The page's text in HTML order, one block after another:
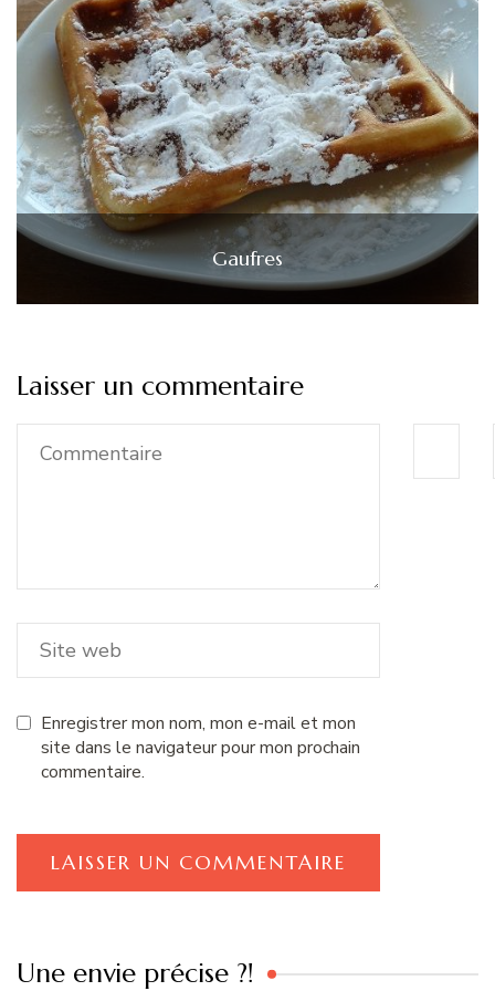
Gaufres
Laisser un commentaire
Enregistrer mon nom, mon e-mail et mon
site dans le navigateur pour mon prochain
commentaire.
Une envie précise ?!